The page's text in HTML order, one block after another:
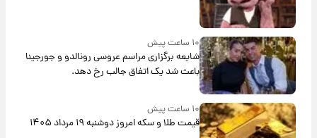
۱۰ ساعت پیش
شایعه برگزاری مراسم عروسی رونالدو و جورجینا
باعث شد یک اتفاق جالب رخ دهد.
۱۰ ساعت پیش
قیمت طلا و سکه امروز دوشنبه ۱۹ مرداد ۱۴۰۵